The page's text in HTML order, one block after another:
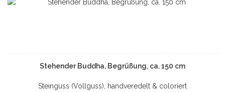
Stehender Buddha, Begrüßung, ca. 150 cm
Steinguss (Vollguss), handveredelt & coloriert